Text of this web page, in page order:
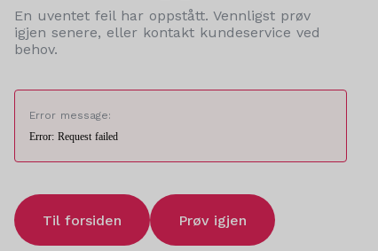
En uventet feil har oppstått. Vennligst prøv
igjen senere, eller kontakt kundeservice ved
behov.
Error message:
Error: Request failed
Til forsiden Prøv igjen